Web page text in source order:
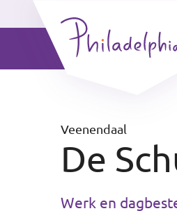
Veenendaal
De
Werk en